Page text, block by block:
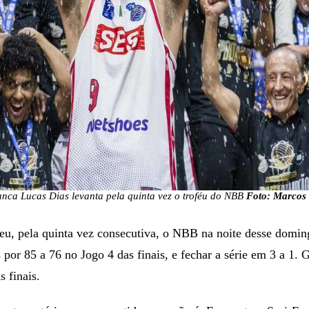
Lucas Dias levanta pela quinta vez o troféu do NBB Foto: Marcos
pela quinta vez consecutiva, o NBB na noite desse
85 a 76 no Jogo 4 das finais, e fechar a série em 3 a 1.
finais.